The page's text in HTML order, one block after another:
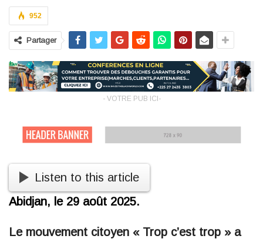
952
Partager
- VOTRE PUB ICI-
Listen to this article
Abidjan, le 29 août 2025.
Le mouvement citoyen « Trop c’est trop » a